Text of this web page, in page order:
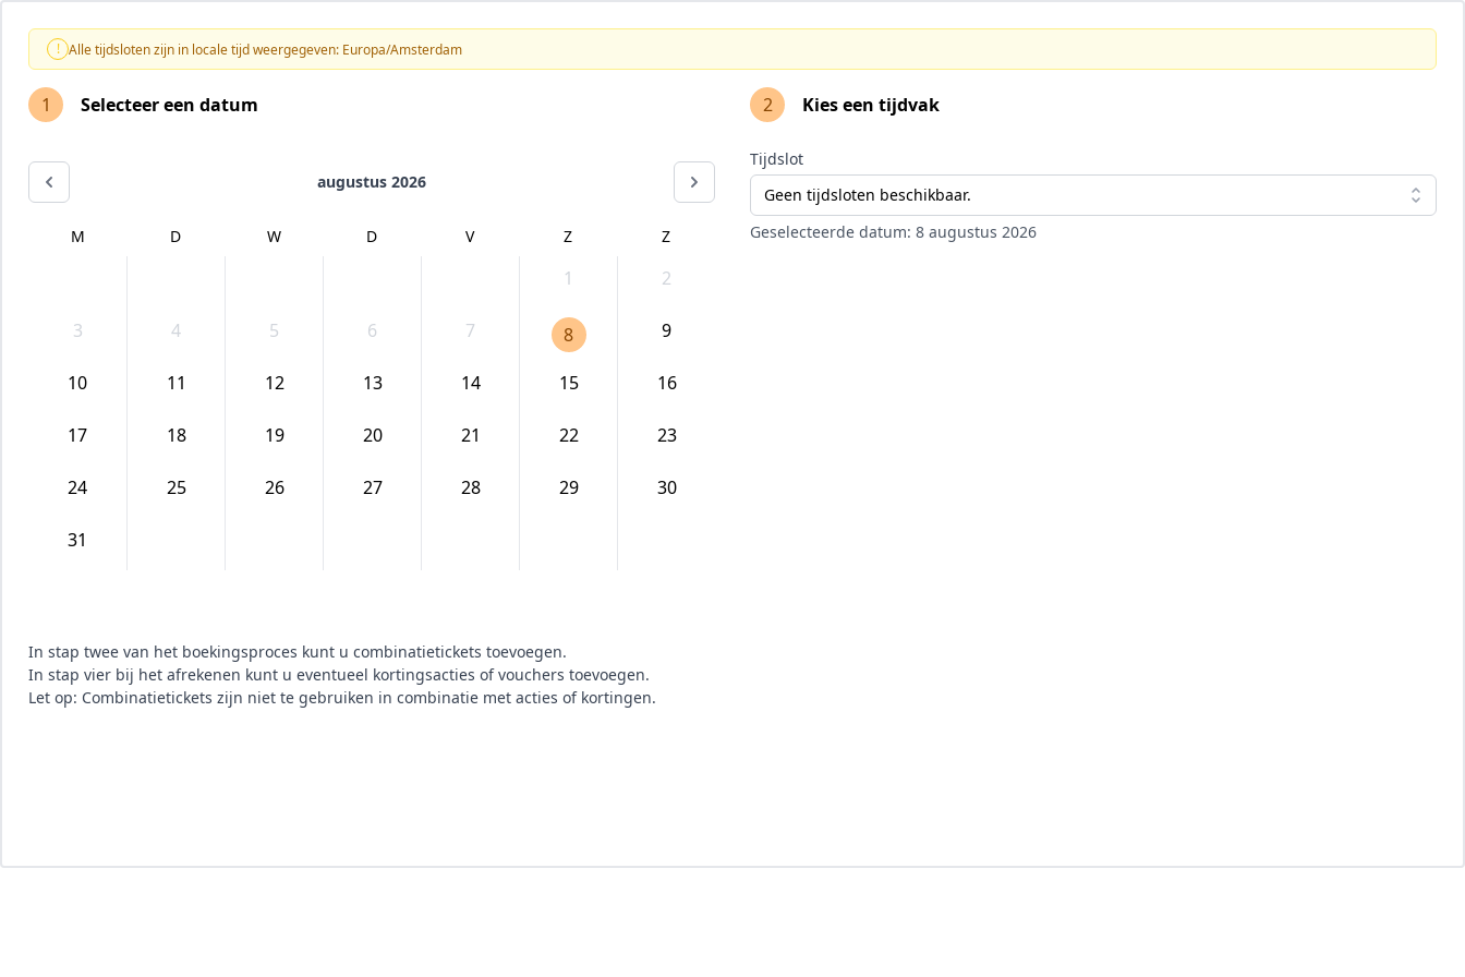
! Alle tijdsloten zijn in locale tijd weergegeven: Europa/Amsterdam
1 Selecteer een datum
augustus 2026
M D W D V Z Z
1 2
3 4 5 6 7 8 9
10 11 12 13 14 15 16
17 18 19 20 21 22 23
24 25 26 27 28 29 30
31
2 Kies een tijdvak
Tijdslot
Geen tijdsloten beschikbaar.
Geselecteerde datum: 8 augustus 2026
In stap twee van het boekingsproces kunt u combinatietickets toevoegen.
In stap vier bij het afrekenen kunt u eventueel kortingsacties of vouchers toevoegen.
Let op: Combinatietickets zijn niet te gebruiken in combinatie met acties of kortingen.